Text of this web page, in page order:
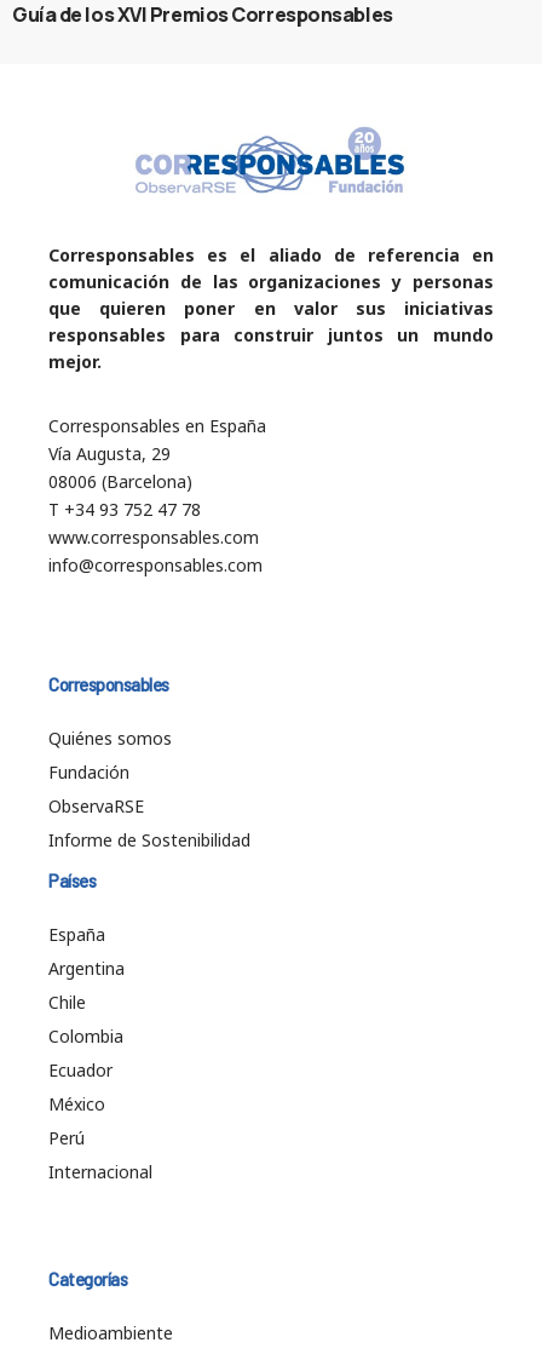
Guía de los XVI Premios Corresponsables
Corresponsables es el aliado de referencia en
comunicación de las organizaciones y personas
que quieren poner en valor sus iniciativas
responsables para construir juntos un mundo
mejor.
Corresponsables en España
Vía Augusta, 29
08006 (Barcelona)
T +34 93 752 47 78
www.corresponsables.com
info@corresponsables.com
Corresponsables
Quiénes somos
Fundación
ObservaRSE
Informe de Sostenibilidad
Países
España
Argentina
Chile
Colombia
Ecuador
México
Perú
Internacional
Categorías
Medioambiente